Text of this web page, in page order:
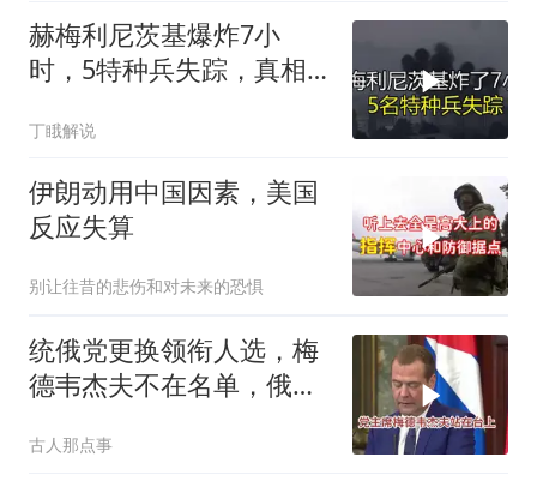
赫梅利尼茨基爆炸7小
时，5特种兵失踪，真相
丁睋解说
伊朗动用中国因素，美国
反应失算
别让往昔的悲伤和对未来的恐惧
统俄党更换领衔人选，梅
德韦杰夫不在名单，俄政
古人那点事